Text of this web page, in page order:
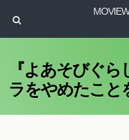
『よあそびぐ
ラをやめたこと